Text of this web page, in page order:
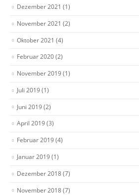
Dezember 2021 (1)
November 2021 (2)
Oktober 2021 (4)
Februar 2020(2)
November 2019(1)
Juli 2019(1)
Juni 2019(2)
April 2019(3)
Februar 2019(4)
Januar 2019(1)
Dezember 2018(7)
November 2018(7)